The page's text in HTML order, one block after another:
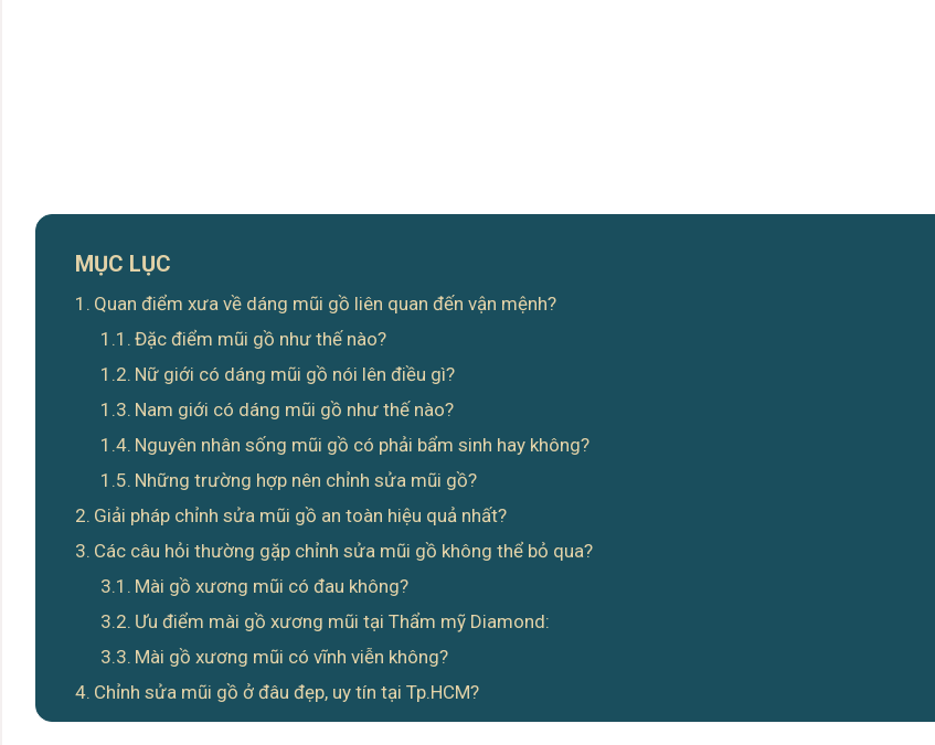
MỤC LỤC
Quan điểm xưa về dáng mũi gồ liên quan đến vận mệnh?
Đặc điểm mũi gồ như thế nào?
Nữ giới có dáng mũi gồ nói lên điều gì?
Nam giới có dáng mũi gồ như thế nào?
Nguyên nhân sống mũi gồ có phải bẩm sinh hay không?
Những trường hợp nên chỉnh sửa mũi gồ?
Giải pháp chỉnh sửa mũi gồ an toàn hiệu quả nhất?
Các câu hỏi thường gặp chỉnh sửa mũi gồ không thể bỏ qua?
Mài gồ xương mũi có đau không?
Ưu điểm mài gồ xương mũi tại Thẩm mỹ Diamond:
Mài gồ xương mũi có vĩnh viễn không?
Chỉnh sửa mũi gồ ở đâu đẹp, uy tín tại Tp.HCM?